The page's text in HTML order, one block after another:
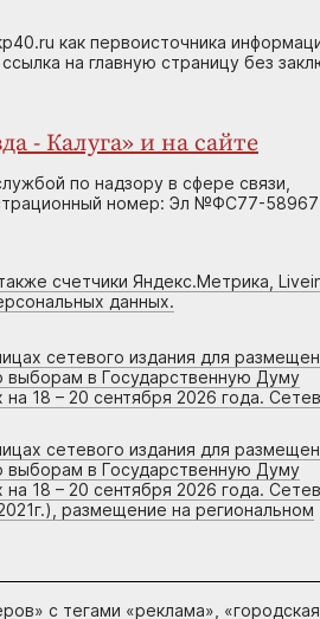
как первоисточника
на главную страницу без
- Калуга» и на сайте
по надзору в сфере связи,
номер: Эл №ФС77-58967
счетчики Яндекс.Метрика,
данных.
сетевого издания для
выборам в Государственную Думу
18 – 20 сентября 2026 года.
сетевого издания для
выборам в Государственную Думу
18 – 20 сентября 2026 года.
размещение на региональном
» с тегами «реклама», «городская